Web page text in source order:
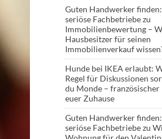
Guten Handwerker
seriöse Fachbetriebezu
Immobilienbewertung –
Hausbesitzer für seinen
Immobilienverkauf
Hunde bei IKEA erlaubt:
Regel für Diskussionen
du Monde –
euer Zuhause
Guten Handwerker
seriöse Fachbetriebezu